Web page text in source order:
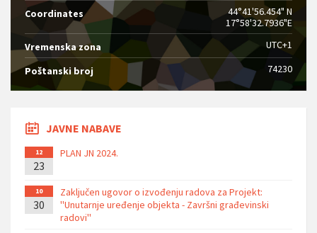
Coordinates
44°41'56.454" N
17°58'32.7936"E
Vremenska zona
UTC+1
Poštanski broj 74230
JAVNE NABAVE
12
23
PLAN JN 2024.
10
30
Zaključen ugovor o izvođenju radova za Projekt:
''Unutarnje uređenje objekta - Završni građevinski
radovi''